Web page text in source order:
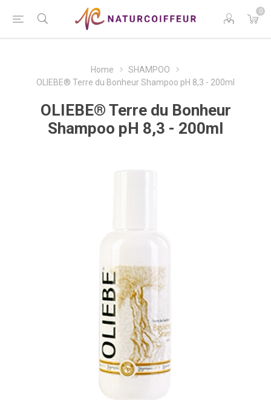
0
Home
SHAMPOO
OLIEBE® Terre du Bonheur Shampoo pH 8,3 - 200ml
OLIEBE® Terre du Bonheur
Shampoo pH 8,3 - 200ml